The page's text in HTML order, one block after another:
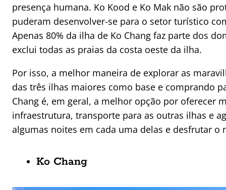
presença humana. Ko Kood e Ko Mak não são
puderam desenvolver-se para o setor turístico
Apenas 80% da ilha de Ko Chang faz parte dos
exclui todas as praias da costa oeste da ilha.
Por isso, a melhor maneira de explorar as
das três ilhas maiores como base e comprando
Chang é, em geral, a melhor opção por oferecer
infraestrutura, transporte para as outras ilhas e
algumas noites em cada uma delas e desfrutar o
Ko Chang